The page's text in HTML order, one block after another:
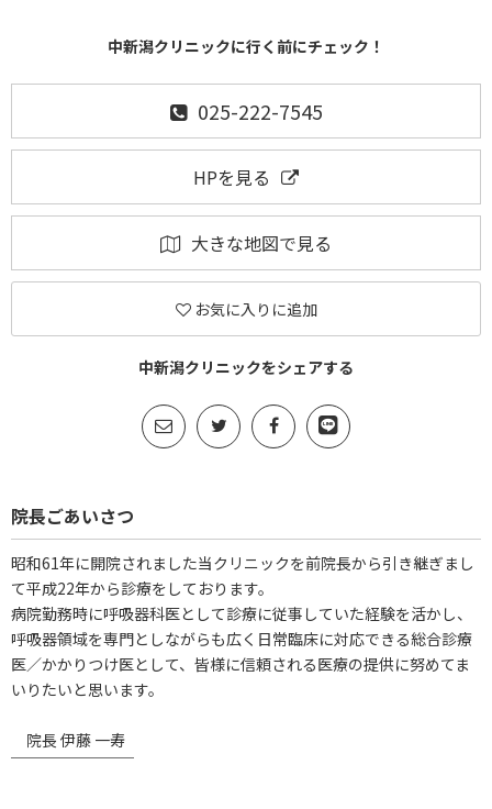
中新潟クリニックに行く前にチェック！
025-222-7545
HPを見る
大きな地図で見る
お気に入りに追加
中新潟クリニックをシェアする
院長ごあいさつ
昭和61年に開院されました当クリニックを前院長から引き継ぎまし
て平成22年から診療をしております。
病院勤務時に呼吸器科医として診療に従事していた経験を活かし、
呼吸器領域を専門としながらも広く日常臨床に対応できる総合診療
医／かかりつけ医として、皆様に信頼される医療の提供に努めてま
いりたいと思います。
院長 伊藤 一寿
￣￣￣￣￣￣￣￣